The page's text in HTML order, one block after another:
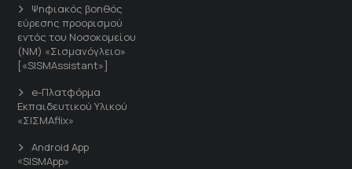
Ψηφιακός βοηθός
εύρεσης προορισμού
εντός του Νοσοκομείου
(ΝΜ) «Σισμανόγλειο»
[«SISMAssistant»]
e-Πλατφόρμα
Εκπαιδευτικού Υλικού
«ΣΙΣΜΑflix»
Android App
«SISMApp»